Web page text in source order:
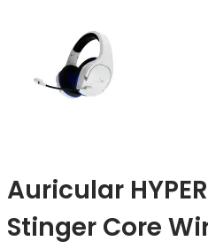
Auricular
Stinger Core